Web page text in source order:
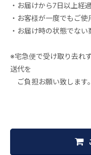
・お届けから7日以上経
・お客様が一度でもご
・お届け時の状態でな
※宅急便で受け取り去れ
送代を
ご負担お願い致します。